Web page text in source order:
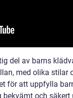
del av barns
med olika stilar
för att uppfylla
och säkert